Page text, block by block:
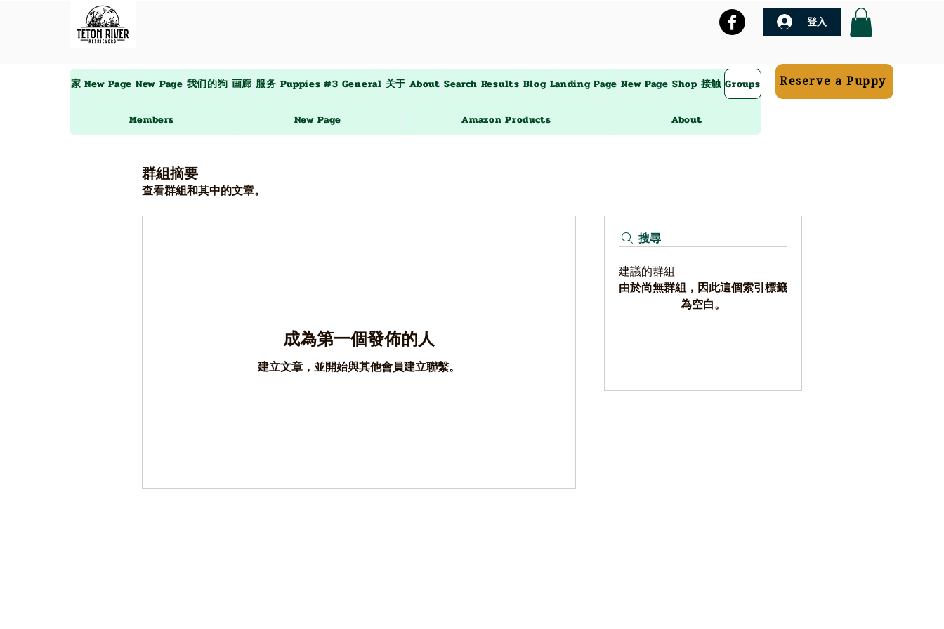
登入
家 New Page New Page 我们的狗 画廊 服务 Puppies #3 General 关于 About Search Results Blog Landing Page New Page Shop 接触 Groups
Members New Page Amazon Products About
Reserve a Puppy
群組摘要
查看群組和其中的文章。
搜尋
建議的群組
由於尚無群組，因此這個索引標籤
為空白。
成為第一個發佈的人
建立文章，並開始與其他會員建立聯繫。